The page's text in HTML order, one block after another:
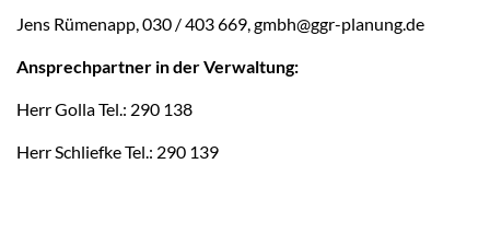
Jens Rümenapp, 030 / 403 669, gmbh@ggr-planung.de
Ansprechpartner in der Verwaltung:
Herr Golla Tel.: 290 138
Herr Schliefke Tel.: 290 139